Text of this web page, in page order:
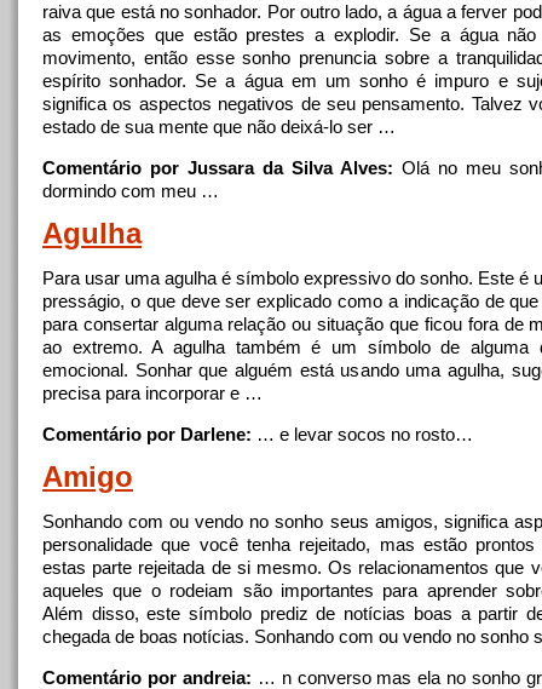
raiva que está nosonhador. Por outro lado, a água a ferver
as emoções que estão prestes a explodir. Se a água não
movimento, então esse sonho prenuncia sobre a
espírito sonhador. Se a água em um sonho é impuro e
significa os aspectos negativos de seu pensamento. Talvez
estado de sua mente que não deixá-lo ser …
Comentário por Jussara da Silva Alves: Olá no meu
dormindo com meu …
Agulha
Para usar uma agulha é símbolo expressivo do sonho. Este é
presságio, o que deve ser explicado como a indicação de
para consertar alguma relação ou situação que ficou fora de
ao extremo. A agulha também é um símbolo de alguma
emocional. Sonhar que alguém está usando uma agulha,
precisa para incorporar e …
Comentário por Darlene: … e levar socos no rosto…
Amigo
Sonhando com ou vendo no sonho seus amigos, significa
personalidade que você tenha rejeitado, mas estão prontos
estas parte rejeitada de si mesmo. Os relacionamentos que
aqueles que o rodeiam são importantes para aprender
Além disso, este símbolo prediz de notícias boas a partir
chegada de boas notícias. Sonhando com ou vendo no sonho
Comentário por andreia: … n converso mas ela no sonho